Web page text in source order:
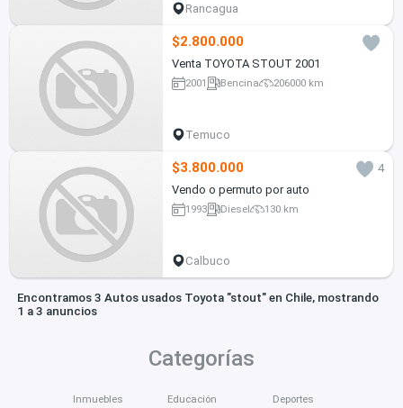
Rancagua
$2.800.000
Venta TOYOTA STOUT 2001
2001 Bencina 206000 km
Temuco
$3.800.000
4
Vendo o permuto por auto
1993 Diesel 130 km
Calbuco
Encontramos 3 Autos usados Toyota "stout" en Chile, mostrando
1 a 3 anuncios
Categorías
Inmuebles Educación Deportes